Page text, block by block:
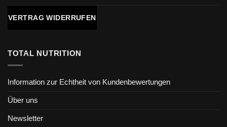
VERTRAG WIDERRUFEN
TOTAL NUTRITION
Information zur Echtheit von Kundenbewertungen
Über uns
Newsletter